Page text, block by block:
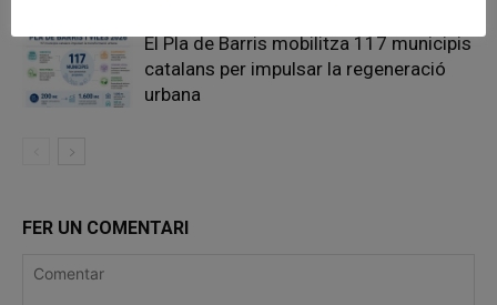
El Pla de Barris mobilitza 117 municipis
catalans per impulsar la regeneració
urbana
FER UN COMENTARI